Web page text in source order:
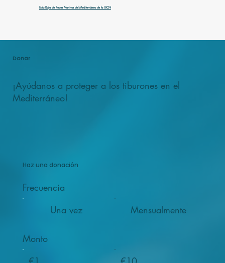
Lista Roja de Peces Marinos del Mediterráneo de la UICN
Donar
¡Ayúdanos a proteger a los tiburones en el
Mediterráneo!
Haz una donación
Frecuencia
Una vez
Mensualmente
Monto